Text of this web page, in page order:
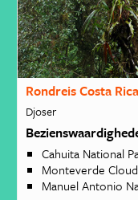
Rondreis Costa Rica
Djoser
Cahuita National
Monteverde
Manuel Antonio